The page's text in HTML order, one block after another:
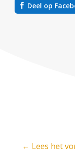
Deel op
← Lees het